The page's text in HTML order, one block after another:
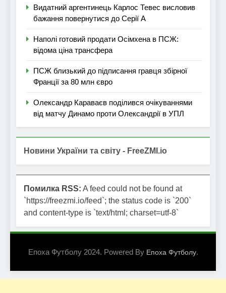
Видатний аргентинець Карлос Тевес висловив
бажання повернутися до Серії А
Наполі готовий продати Осімхена в ПСЖ:
відома ціна трансфера
ПСЖ близький до підписання гравця збірної
Франції за 80 млн євро
Олександр Караваєв поділився очікуваннями
від матчу Динамо проти Олександрії в УПЛ
Новини України та світу - FreeZMI.io
Помилка RSS: A feed could not be found at
`https://freezmi.io/feed`; the status code is `200`
and content-type is `text/html; charset=utf-8`
Епоха Футболу 2024. Powered By Епоха Футболу.